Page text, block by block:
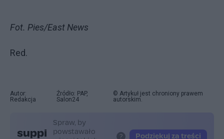
Fot. Pies/East News
Red.
Autor:
Redakcja
Źródło: PAP,
Salon24
© Artykuł jest chroniony prawem
autorskim.